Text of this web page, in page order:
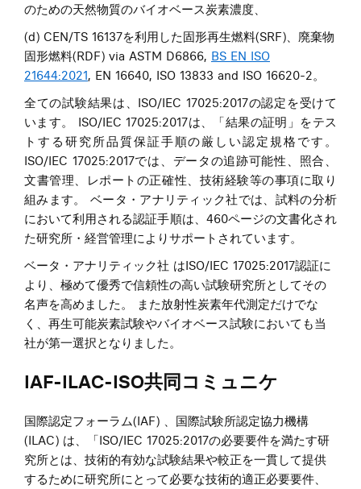
のための天然物質のバイオベース炭素濃度、
(d) CEN/TS 16137を利用した固形再生燃料(SRF)、廃棄物
固形燃料(RDF) via ASTM D6866, BS EN ISO
21644:2021, EN 16640, ISO 13833 and ISO 16620-2。
全ての試験結果は、ISO/IEC 17025:2017の認定を受けて
います。 ISO/IEC 17025:2017は、「結果の証明」をテス
トする研究所品質保証手順の厳しい認定規格です。
ISO/IEC 17025:2017では、データの追跡可能性、照合、
文書管理、レポートの正確性、技術経験等の事項に取り
組みます。 ベータ・アナリティック社では、試料の分析
において利用される認証手順は、460ページの文書化され
た研究所・経営管理によりサポートされています。
ベータ・アナリティック社 はISO/IEC 17025:2017認証に
より、極めて優秀で信頼性の高い試験研究所としてその
名声を高めました。 また放射性炭素年代測定だけでな
く、再生可能炭素試験やバイオベース試験においても当
社が第一選択となりました。
IAF-ILAC-ISO共同コミュニケ
国際認定フォーラム(IAF) 、国際試験所認定協力機構
(ILAC) は、「ISO/IEC 17025:2017の必要要件を満たす研
究所とは、技術的有効な試験結果や較正を一貫して提供
するために研究所にとって必要な技術的適正必要要件、